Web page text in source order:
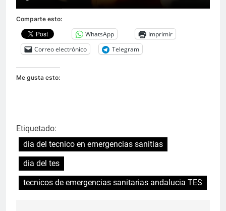
Comparte esto:
WhatsApp
Imprimir
Correo electrónico
Telegram
Me gusta esto:
Etiquetado:
dia del tecnico en emergencias sanitias
dia del tes
tecnicos de emergencias sanitarias andalucia TES